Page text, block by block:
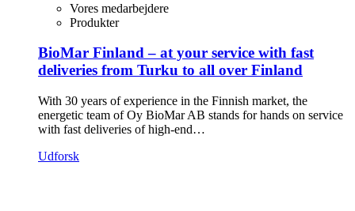
Vores medarbejdere
Produkter
BioMar Finland – at your service with fast
deliveries from Turku to all over Finland
With 30 years of experience in the Finnish market, the
energetic team of Oy BioMar AB stands for hands on service
with fast deliveries of high-end…
Udforsk